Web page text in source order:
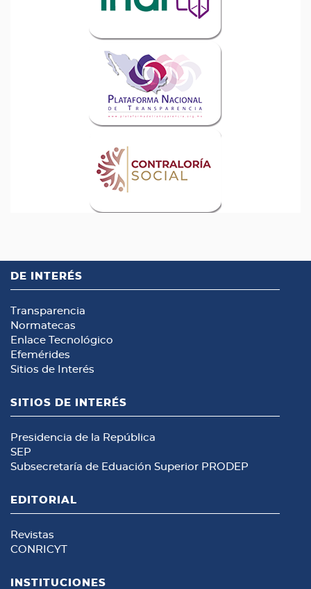
DE INTERÉS
Transparencia
Normatecas
Enlace Tecnológico
Efemérides
Sitios de Interés
SITIOS DE INTERÉS
Presidencia de la República
SEP
Subsecretaría de Eduación Superior PRODEP
EDITORIAL
Revistas
CONRICYT
INSTITUCIONES